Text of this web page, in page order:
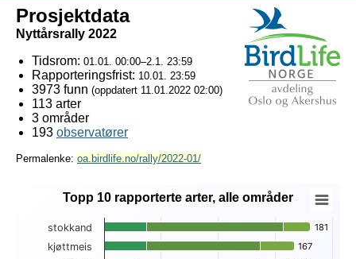
Prosjektdata
Nyttårsrally 2022
Tidsrom: 01.01. 00:00–2.1. 23:59
Rapporteringsfrist: 10.01. 23:59
3973 funn (oppdatert 11.01.2022 02:00)
113 arter
3 områder
193 observatører
Permalenke: oa.birdlife.no/rally/2022-01/
Topp 10 rapporterte arter, alle områder
Bar chart with 3 data series.
View as data table, Topp 10 rapporterte arter, alle områder
Topp 10 rapporterte arter, alle områder
181
181
167
167
stokkand
kjøttmeis